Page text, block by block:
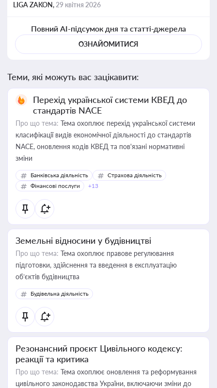
LIGA ZAKON, 29 квітня 2026
Повний AI-підсумок дня та статті-джерела
ОЗНАЙОМИТИСЯ
Теми, які можуть вас зацікавити:
Перехід української системи КВЕД до
стандартів NACE
Про що тема: Тема охоплює перехід української системи
класифікації видів економічної діяльності до стандартів
NACE, оновлення кодів КВЕД та пов'язані нормативні
зміни
Банківська діяльність
Страхова діяльність
Фінансові послуги
+13
Земельні відносини у будівництві
Про що тема: Тема охоплює правове регулювання
підготовки, здійснення та введення в експлуатацію
об’єктів будівництва
Будівельна діяльність
Резонансний проєкт Цивільного кодексу:
реакції та критика
Про що тема: Тема охоплює оновлення та реформування
цивільного законодавства України, включаючи зміни до